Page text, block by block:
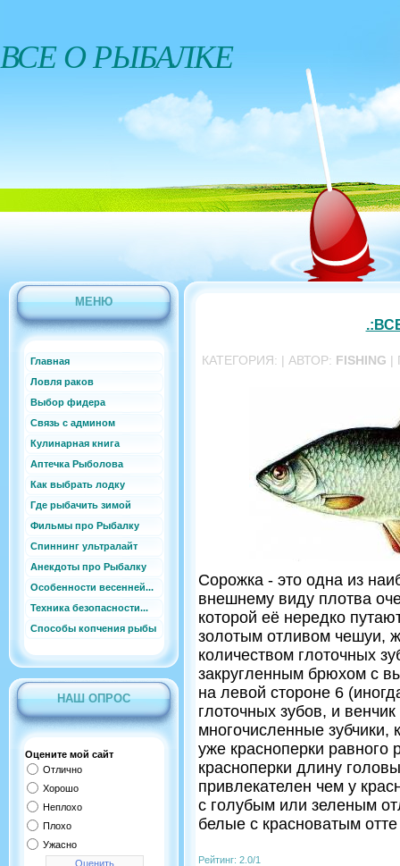
ВСЕ О РЫБАЛКЕ
МЕНЮ
Главная
Ловля раков
Выбор фидера
Связь с админом
Кулинарная книга
Аптечка Рыболова
Как выбрать лодку
Где рыбачить зимой
Фильмы про Рыбалку
Спиннинг ультралайт
Анекдоты про Рыбалку
Особенности весенней...
Техника безопасности...
Способы копчения рыбы
НАШ ОПРОС
Оцените мой сайт
Отлично
Хорошо
Неплохо
Плохо
Ужасно
КАТЕГОРИЯ: | АВТОР: FISHING |
Сорожка - это одна из
внешнему виду плотва
которой её нередко
золотым отливом чешуи,
количеством глоточных
закругленным брюхом с
на левой стороне 6
глоточных зубов, и
многочисленные зубчики,
уже красноперки
красноперки длину
привлекателен чем у
с голубым или зеленым
белые с красноватым
Рейтинг: 2.0/1